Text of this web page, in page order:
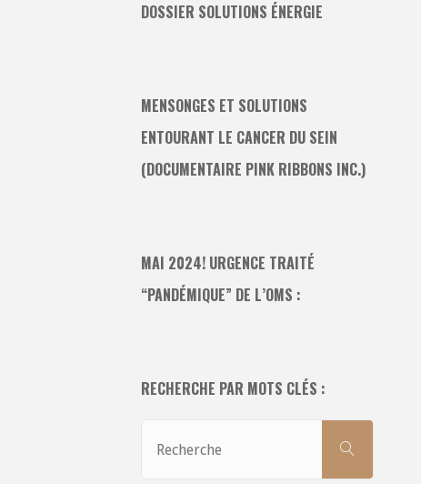
DOSSIER SOLUTIONS ÉNERGIE
MENSONGES ET SOLUTIONS
ENTOURANT LE CANCER DU SEIN
(DOCUMENTAIRE PINK RIBBONS INC.)
MAI 2024! URGENCE TRAITÉ
“PANDÉMIQUE” DE L’OMS :
RECHERCHE PAR MOTS CLÉS :